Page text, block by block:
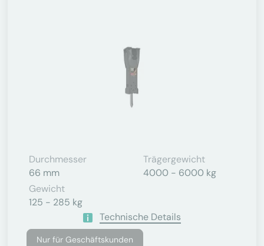
Durchmesser
66 mm
Trägergewicht
4000 - 6000 kg
Gewicht
125 - 285 kg
Technische Details
Nur für Geschäftskunden